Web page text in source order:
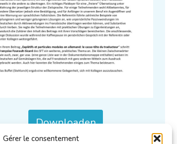
Gérer le consentement
Downloaden